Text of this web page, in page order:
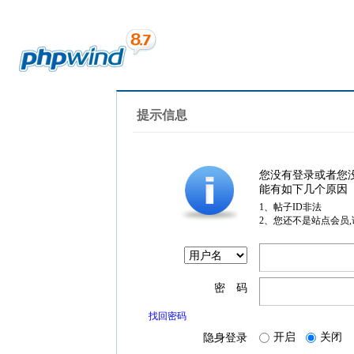
提示信息
您没有登录或者您
能有如下几个原因
1、帖子ID非法
2、您还不是站点会员
密 码
找回密码
隐身登录 开启 关闭